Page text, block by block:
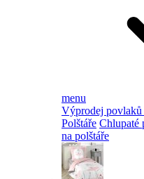
menu
Výprodej povlaků
Polštáře Chlupaté
na polštáře